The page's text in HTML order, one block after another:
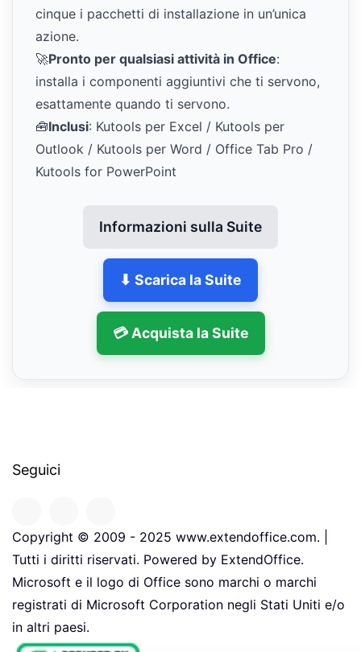
cinque i pacchetti di installazione in un’unica
azione.
🚀Pronto per qualsiasi attività in Office:
installa i componenti aggiuntivi che ti servono,
esattamente quando ti servono.
🧰Inclusi: Kutools per Excel / Kutools per
Outlook / Kutools per Word / Office Tab Pro /
Kutools for PowerPoint
Informazioni sulla Suite
⬇ Scarica la Suite
💳 Acquista la Suite
Seguici
Copyright © 2009 - 2025 www.extendoffice.com. |
Tutti i diritti riservati. Powered by ExtendOffice.
Microsoft e il logo di Office sono marchi o marchi
registrati di Microsoft Corporation negli Stati Uniti e/o
in altri paesi.